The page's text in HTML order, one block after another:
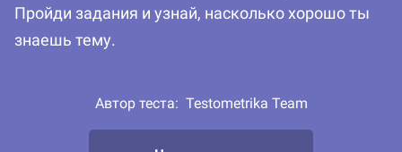
Пройди задания и узнай, насколько хорошо ты
знаешь тему.
Автор теста: Testometrika Team